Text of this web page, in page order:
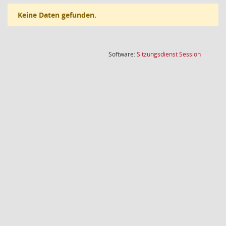
Keine Daten gefunden.
Software:SitzungsdienstSession(Wird in